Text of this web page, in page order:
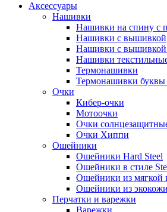
Аксессуары
Нашивки
Нашивки на спину с
Нашивки с вышивкой
Нашивки с вышивкой
Нашивки
Термонашивки
Термонашивки
Очки
Кибер-очки
Мотоочки
Очки
Очки Хиппи
Ошейники
Ошейники Hard Steel
Ошейники в стиле
Ошейники из мягкой
Ошейники из экокожи
Перчатки и варежки
Варежки